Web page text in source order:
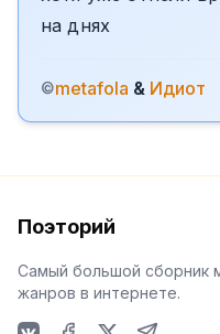
на днях
©metafola & Идиот
Поэторий
Самый большой сборник
жанров в интернете.